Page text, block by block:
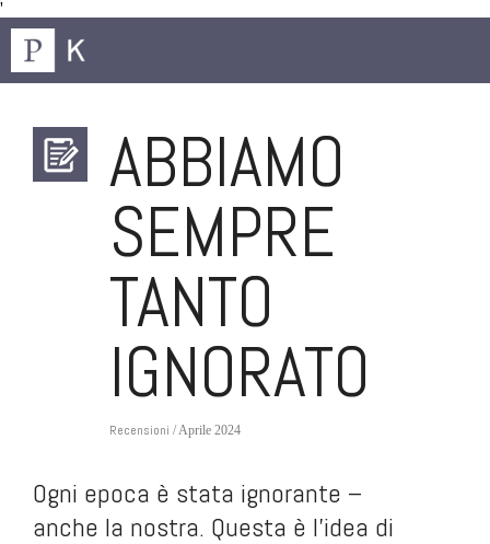
'
ABBIAMO
SEMPRE
TANTO
IGNORATO
Recensioni / Aprile 2024
Ogni epoca è stata ignorante –
anche la nostra. Questa è l’idea di